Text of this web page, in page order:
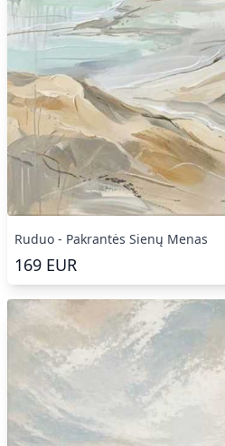
Ruduo - Pakrantės Sienų Menas
169 EUR